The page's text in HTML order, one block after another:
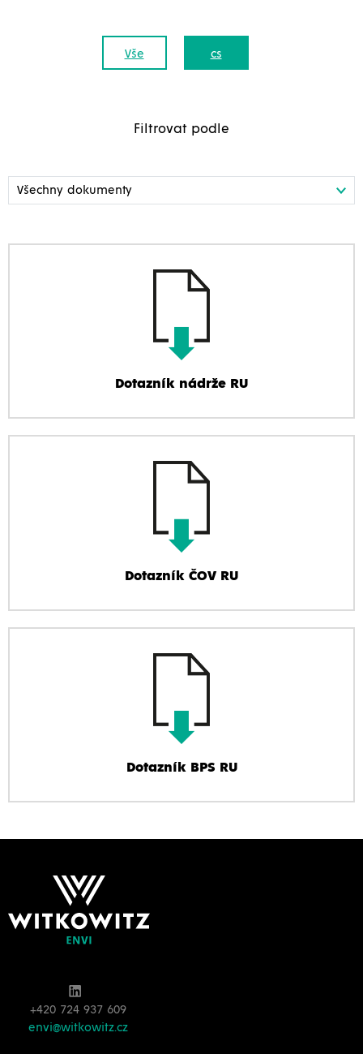
Vše cs
Filtrovat podle
Dotazník nádrže RU
Dotazník ČOV RU
Dotazník BPS RU
+420 724 937 609
envi@witkowitz.cz